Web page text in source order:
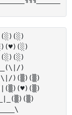
(░)(░)
(░)(░)
)
)(▒)(▒)